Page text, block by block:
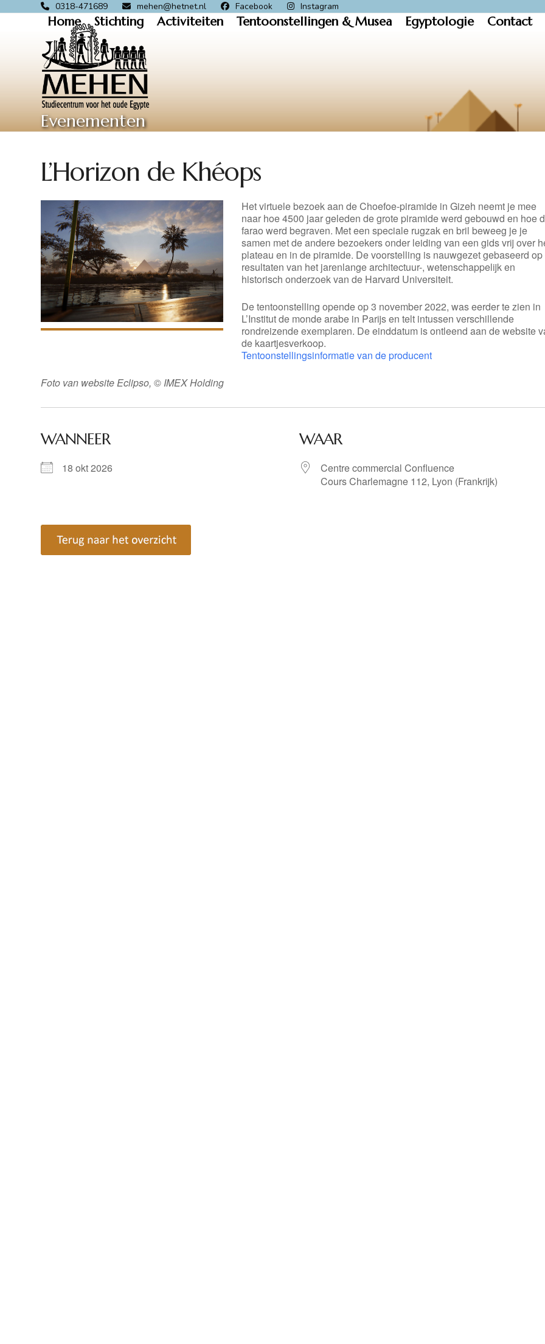
0318-471689 mehen@hetnet.nl Facebook Instagram
Home Stichting Activiteiten Tentoonstellingen & Musea Egyptologie Contact
Evenementen
L’Horizon de Khéops
Het virtuele bezoek aan de Choefoe-piramide in Gizeh neemt je mee
naar hoe 4500 jaar geleden de grote piramide werd gebouwd en hoe
farao werd begraven. Met een speciale rugzak en bril beweeg je je
samen met de andere bezoekers onder leiding van een gids vrij over
plateau en in de piramide. De voorstelling is nauwgezet gebaseerd op
resultaten van het jarenlange architectuur-, wetenschappelijk en
historisch onderzoek van de Harvard Universiteit.
De tentoonstelling opende op 3 november 2022, was eerder te zien in
L’Institut de monde arabe in Parijs en telt intussen verschillende
rondreizende exemplaren. De einddatum is ontleend aan de website
de kaartjesverkoop.
Tentoonstellingsinformatie van de producent
Foto van website Eclipso,© IMEX Holding
WANNEER
18 okt 2026
WAAR
Centre commercial Confluence
Cours Charlemagne 112, Lyon (Frankrijk)